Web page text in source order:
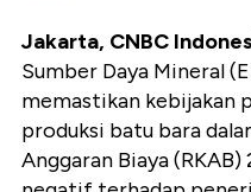
Jakarta, CNBC
Sumber Daya Mineral
memastikan kebijakan
produksi batu bara
Anggaran Biaya